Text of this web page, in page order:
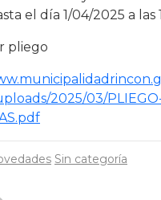
el día 1/04/2025 a las
pliego
2025/03/
Sin categoría